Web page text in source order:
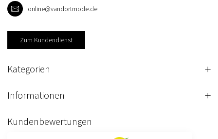
online@vandortmode.de
Zum Kundendienst
Kategorien
Informationen
Kundenbewertungen